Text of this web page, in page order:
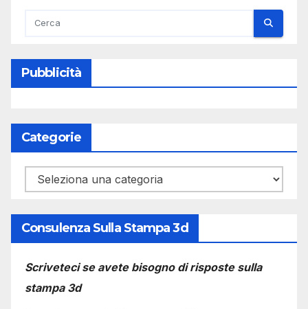
Pubblicità
Categorie
Categorie
Consulenza Sulla Stampa 3d
Scriveteci se avete bisogno di risposte sulla
stampa 3d